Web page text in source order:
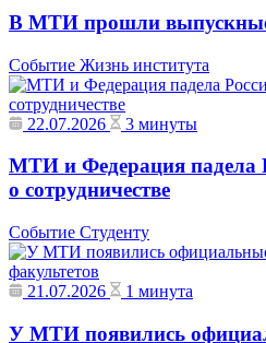
В МТИ прошли
Событие Жизнь института
22.07.2026 3 минуты
МТИ и Федерация падела
о сотрудничестве
Событие Студенту
21.07.2026 1 минута
У МТИ появились